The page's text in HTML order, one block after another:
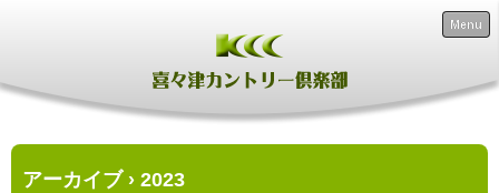
Menu
アーカイブ › 2023